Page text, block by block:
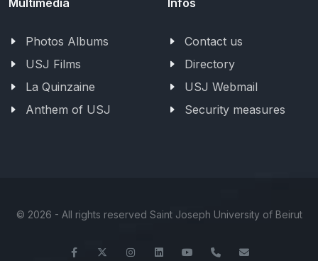
Photos Albums
USJ Films
La Quinzaine
Anthem of USJ
Contact us
Directory
USJ Webmail
Security measures
© 2026 - All rights reserved Saint Joseph University of Beirut
FacebookTwitter InstagramLinkedInYouTube+961-1-421000